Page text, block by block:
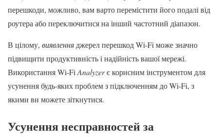
перешкоди, можливо, вам варто перемістити його подалі від
роутера або переключитися на інший частотний діапазон.
В цілому, виявлення джерел перешкод Wi-Fi може значно
підвищити продуктивність і надійність вашої мережі.
Використання Wi-Fi Analyzerє корисним інструментом для
усунення будь-яких проблем з підключенням до Wi-Fi, з
якими ви можете зіткнутися.
Усунення несправностей за